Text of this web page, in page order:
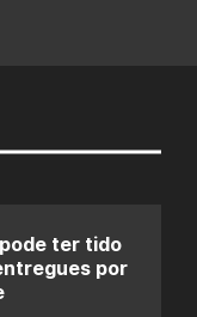
ter tido
por